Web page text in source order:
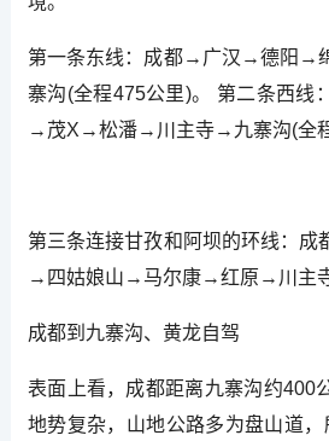
第一条东线：成都→广汉→德阳
寨沟(全程475公里)。 第二条西线
→茂X→松潘→川主寺→九寨沟(全程
第三条连接甘孜和阿坝的环线：
→四姑娘山→马尔康→红原→川主
成都到九寨沟、黄龙自驾
表面上看，成都距离九寨沟约400
地势复杂，山地公路多为盘山道